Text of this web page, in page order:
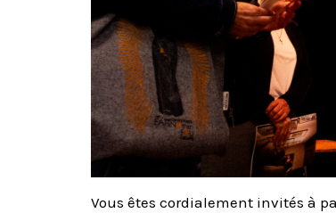
Vous êtes cordialement invités à